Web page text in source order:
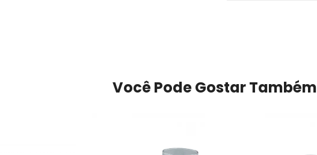
Você Pode Gostar Também